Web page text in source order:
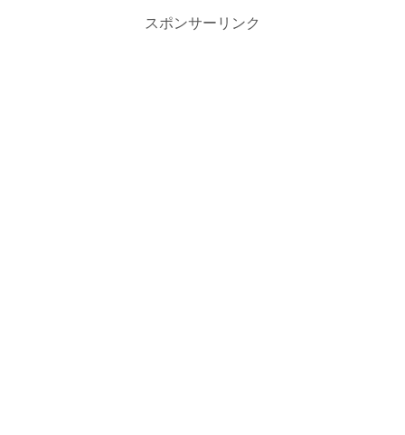
スポンサーリンク